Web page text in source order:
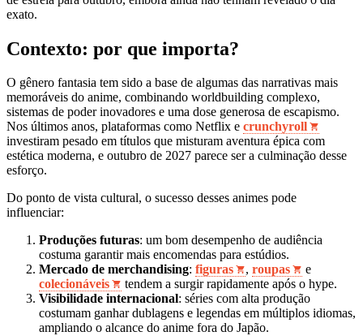
exato.
Contexto: por que importa?
O gênero fantasia tem sido a base de algumas das narrativas mais
memoráveis do anime, combinando worldbuilding complexo,
sistemas de poder inovadores e uma dose generosa de escapismo.
Nos últimos anos, plataformas como Netflix e crunchyroll
investiram pesado em títulos que misturam aventura épica com
estética moderna, e outubro de 2027 parece ser a culminação desse
esforço.
Do ponto de vista cultural, o sucesso desses animes pode
influenciar:
Produções futuras: um bom desempenho de audiência
costuma garantir mais encomendas para estúdios.
Mercado de merchandising: figuras , roupas
e
colecionáveis
tendem a surgir rapidamente após o hype.
Visibilidade internacional: séries com alta produção
costumam ganhar dublagens e legendas em múltiplos idiomas,
ampliando o alcance do anime fora do Japão.